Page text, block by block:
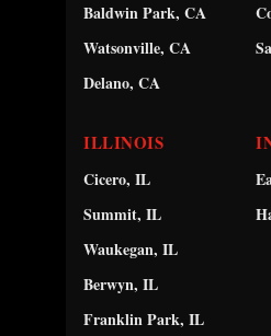
Baldwin Park, CA
Watsonville, CA
Delano, CA
ILLINOIS
Cicero, IL
Summit, IL
Waukegan, IL
Berwyn, IL
Franklin Park, IL